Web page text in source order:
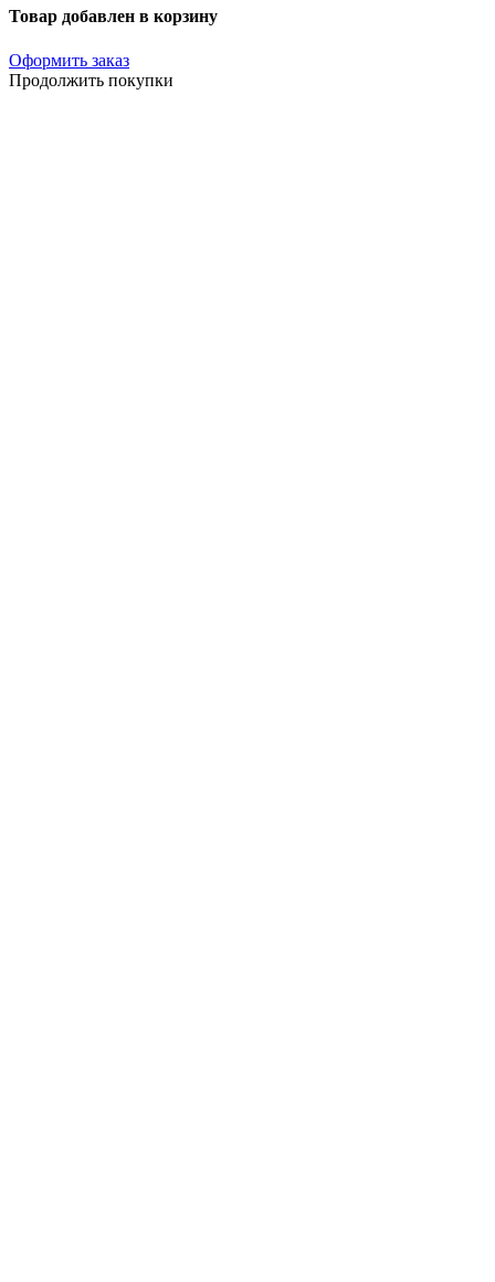
Товар добавлен в корзину
Оформить заказ
Продолжить покупки